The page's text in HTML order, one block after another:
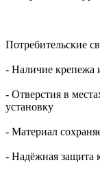
Потребительские
- Наличие крепежа
- Отверстия в
установку
- Материал
- Надёжная защита